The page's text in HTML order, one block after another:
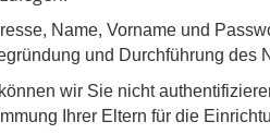
Name, Vorname und
und Durchführung des
wir Sie nicht
Ihrer Eltern für die